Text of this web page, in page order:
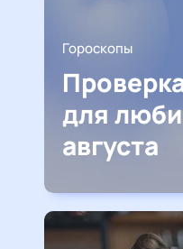
Гороскопы
для
августа